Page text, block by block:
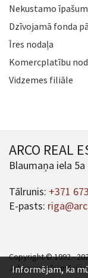
Nekustamo
Dzīvojamā fonda
Īres nodaļa
Komercplatību
Vidzemes filiāle
ARCO REAL
Blaumaņa iela 5a
Tālrunis: +371
E-pasts:
Copyright © 1992 -
Jebkuras
Informējam, ka